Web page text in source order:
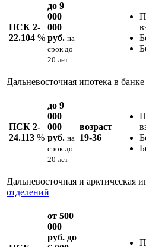
ПСК 2-
22.104 %
до 9
000
000
руб. на
срокдо
20 лет
Дальневосточная ипотека в банке
ПСК 2-
24.113 %
до 9
000
000
руб. на
срокдо
20 лет
возраст
19-36
Дальневосточная и арктическая
отделений
от 500
000
руб. до